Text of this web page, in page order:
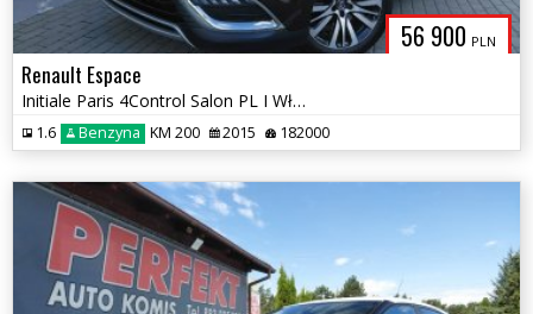
56 900 PLN
Renault Espace
Initiale Paris 4Control Salon PL I Właściciel Serwis Bezwypadek
1.6 Benzyna KM 200 2015 182000